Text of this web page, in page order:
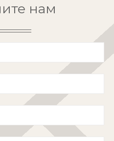
нам